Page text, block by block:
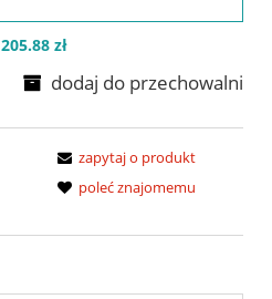
205.88 zł
dodaj do przechowalni
zapytaj o produkt
poleć znajomemu